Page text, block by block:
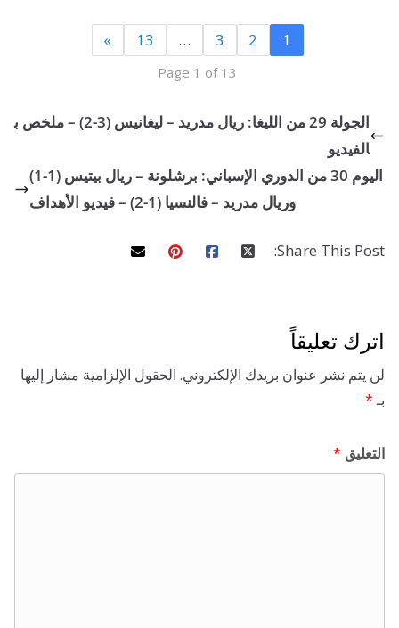
13
»
Page 1 of 13
الجولة 29 من الليغا: ريال مدريد – ليغانيس (3-2) – ملخص ب
اليوم 30 من الدوري الإسباني: برشلونة – ريال بيتيس (1-1)
وريال مدريد – فالنسيا (1-2) – فيديو الأهداف
Share This
نشر عنوان بريدك الإلكتروني.الحقول الإلزامية مشار إليها
*